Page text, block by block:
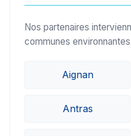
Nos partenaires
communes
Aignan
Antras